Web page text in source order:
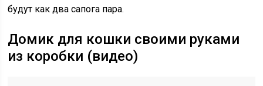
будут как два сапога пара.
Домик для кошки своими руками
из коробки (видео)